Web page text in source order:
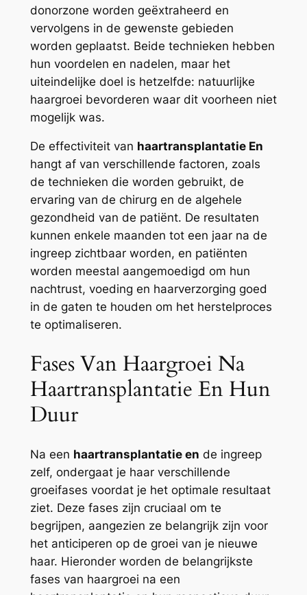
donorzone worden geëxtraheerd en
vervolgens in de gewenste gebieden
worden geplaatst. Beide technieken hebben
hun voordelen en nadelen, maar het
uiteindelijke doel is hetzelfde: natuurlijke
haargroei bevorderen waar dit voorheen niet
mogelijk was.
De effectiviteit van haartransplantatie En
hangt af van verschillende factoren, zoals
de technieken die worden gebruikt, de
ervaring van de chirurg en de algehele
gezondheid van de patiënt. De resultaten
kunnen enkele maanden tot een jaar na de
ingreep zichtbaar worden, en patiënten
worden meestal aangemoedigd om hun
nachtrust, voeding en haarverzorging goed
in de gaten te houden om het herstelproces
te optimaliseren.
Fases Van Haargroei Na
Haartransplantatie En Hun
Duur
Na een haartransplantatie en de ingreep
zelf, ondergaat je haar verschillende
groeifases voordat je het optimale resultaat
ziet. Deze fases zijn cruciaal om te
begrijpen, aangezien ze belangrijk zijn voor
het anticiperen op de groei van je nieuwe
haar. Hieronder worden de belangrijkste
fases van haargroei na een